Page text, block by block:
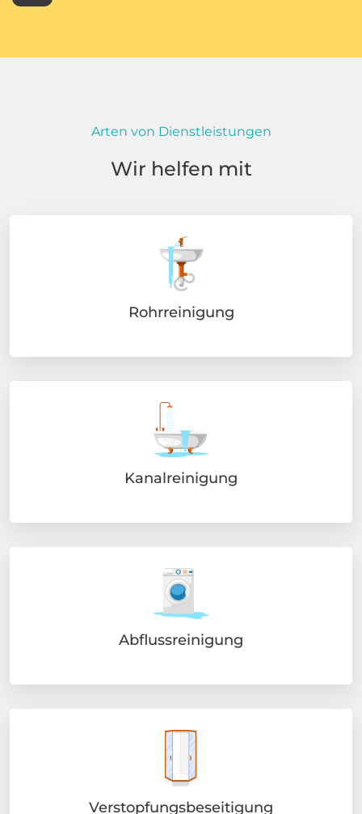
Arten von Dienstleistungen
Wir helfen mit
Rohrreinigung
Kanalreinigung
Abflussreinigung
Verstopfungsbeseitigung